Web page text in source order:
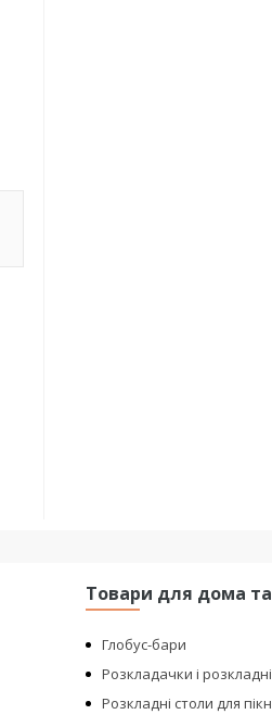
Товари для дома
Глобус-бари
Розкладачки і
Розкладні столи для